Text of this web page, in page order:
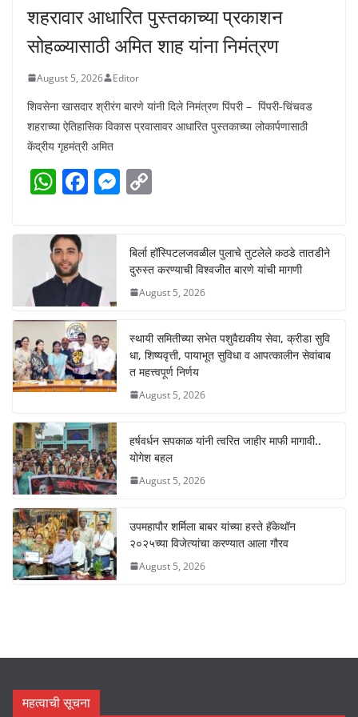
शहरावार आधारित पुस्तकाच्या प्रकाशन
सोहळ्यासाठी अमित शाह यांना निमंत्रण
August 5, 2026 Editor
शिवसेना खासदार श्रीरंग बारणे यांनी दिले निमंत्रण पिंपरी – पिंपरी-चिंचवड
शहराच्या ऐतिहासिक विकास प्रवासावर आधारित पुस्तकाच्या लोकार्पणासाठी
केंद्रीय गृहमंत्री अमित
W
at
s
A
p
p
F
c
b
o
o
k
M
e
n
er
y
Li
n
k
बिर्ला हॉस्पिटलजवळील पुलाचे तुटलेले कठडे तातडीने
दुरुस्त करण्याची विश्वजीत बारणे यांची मागणी
August 5, 2026
स्थायी समितीच्या सभेत पशुवैद्यकीय सेवा, क्रीडा सुवि
धा, शिष्यवृत्ती, पायाभूत सुविधा व आपत्कालीन सेवांबाब
त महत्त्वपूर्ण निर्णय
August 5, 2026
हर्षवर्धन सपकाळ यांनी त्वरित जाहीर माफी मागावी..
योगेश बहल
August 5, 2026
उपमहापौर शर्मिला बाबर यांच्या हस्ते हॅकेथॉन
२०२५च्या विजेत्यांचा करण्यात आला गौरव
August 5, 2026
महत्वाची सूचना